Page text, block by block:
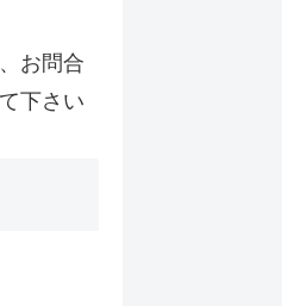
お問合
下さい